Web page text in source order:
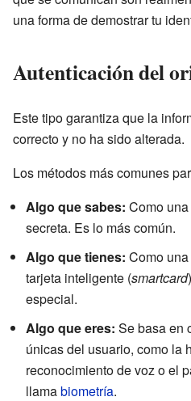
una forma de demostrar tu
Autenticación del
Este tipo garantiza que la
correcto y no ha sido alterada.
Los métodos más comunes
Algo que sabes: Como una
secreta. Es lo más común.
Algo que tienes: Como
tarjeta inteligente (smartcard
especial.
Algo que eres: Se basa en
únicas del usuario, como la
reconocimiento de voz o el
llamabiometría.